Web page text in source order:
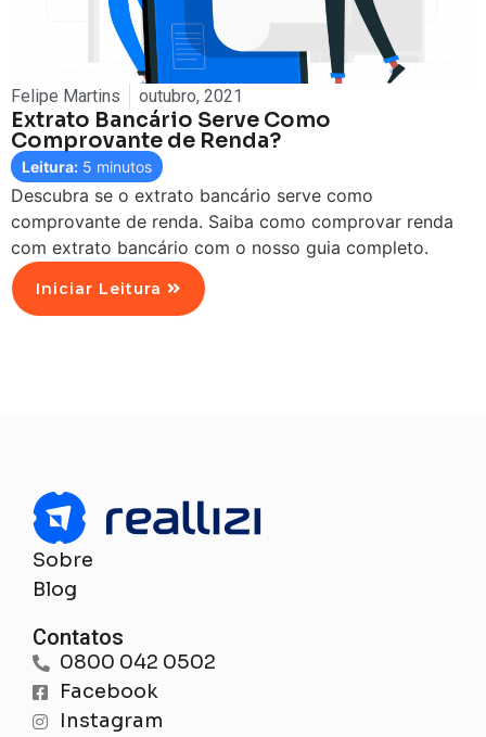
Felipe Martins outubro, 2021
Extrato Bancário Serve Como
Comprovante de Renda?
Leitura: 5 minutos
Descubra se o extrato bancário serve como
comprovante de renda. Saiba como comprovar renda
com extrato bancário com o nosso guia completo.
Iniciar Leitura
Sobre
Blog
Contatos
0800 042 0502
Facebook
Instagram